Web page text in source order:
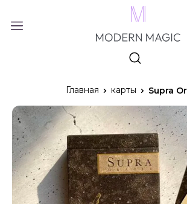
Главная карты Supra